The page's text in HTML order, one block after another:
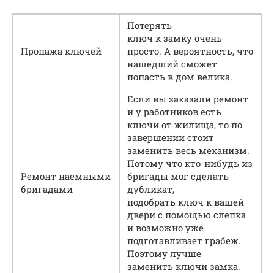
Пропажа ключей
Потерять
ключ к замку очень
просто. А вероятность, что
нашедший сможет
попасть в дом велика.
Ремонт наемными
бригадами
Если вы заказали ремонт
и у работников есть
ключи от жилища, то по
завершении стоит
заменить весь механизм.
Потому что кто-нибудь из
бригады мог сделать
дубликат,
подобрать ключ к вашей
двери с помощью слепка
и возможно уже
подготавливает грабеж.
Поэтому лучше
заменить ключи замка.